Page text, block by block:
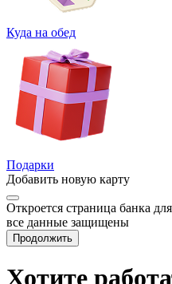
Куда на обед
Подарки
Добавить новую карту
Откроется страница банка
все данные защищены
Продолжить
Хотите